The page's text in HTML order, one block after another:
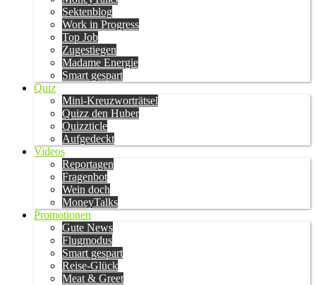
Sektenblog
Work in Progress
Top Job
Zugestiegen
Madame Energie
Smart gespart
Quiz
Mini-Kreuzworträtsel
Quizz den Huber
Quizzticle
Aufgedeckt
Videos
Reportagen
Fragenbot
Wein doch
MoneyTalks
Promotionen
Gute News
Flugmodus
Smart gespart
Reise-Glück
Meat & Greet